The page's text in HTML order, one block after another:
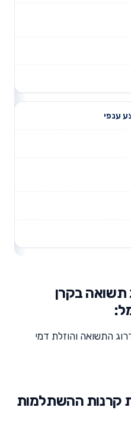
ענפי
תשואה בקרן
התשואה והוזלת דמי
קרנות ההשתלמות